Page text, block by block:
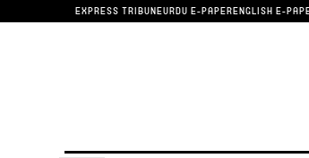
EXPRESS TRIBUNEURDU E-PAPERENGLISH E-